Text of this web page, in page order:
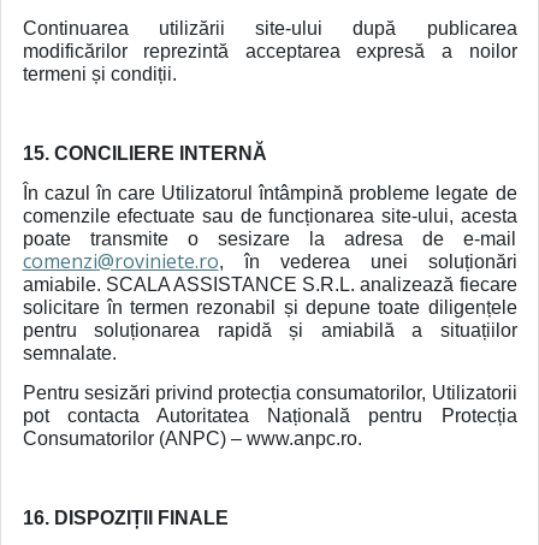
Continuarea utilizării site-ului după publicarea
modificărilor reprezintă acceptarea expresă a noilor
termeni și condiții.
15. CONCILIERE INTERNĂ
În cazul în care Utilizatorul întâmpină probleme legate de
comenzile efectuate sau de funcționarea site-ului, acesta
poate transmite o sesizare la adresa de e-mail
comenzi@roviniete.ro, în vederea unei soluționări
amiabile. SCALA ASSISTANCE S.R.L. analizează fiecare
solicitare în termen rezonabil și depune toate diligențele
pentru soluționarea rapidă și amiabilă a situațiilor
semnalate.
Pentru sesizări privind protecția consumatorilor, Utilizatorii
pot contacta Autoritatea Națională pentru Protecția
Consumatorilor (ANPC) – www.anpc.ro.
16. DISPOZIȚII FINALE